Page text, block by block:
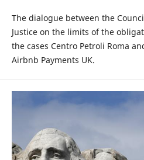
The dialogue between the
Justice on the limits of the
the cases Centro Petroli Roma
Airbnb Payments UK.